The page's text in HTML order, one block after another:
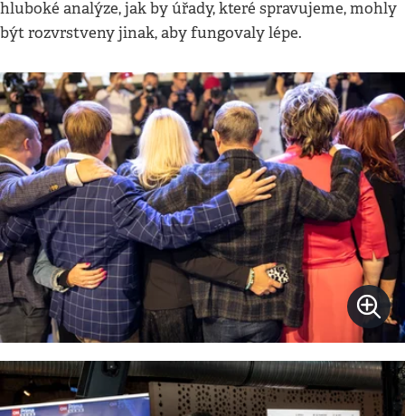
hluboké analýze, jak by úřady, které spravujeme, mohly
být rozvrstveny jinak, aby fungovaly lépe.